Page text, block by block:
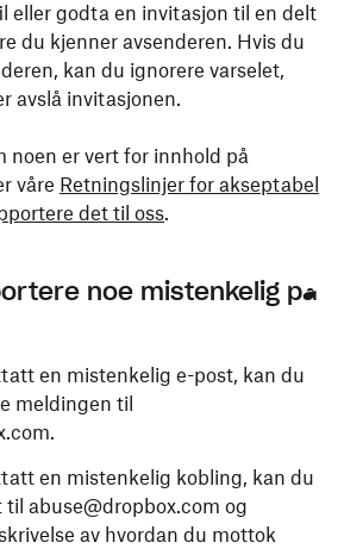
eller godta en invitasjon til en delt
du kjenner avsenderen. Hvis du
kan du ignorere varselet,
avslå invitasjonen.
noen er vert for innhold på
våre Retningslinjer for akseptabel
det til oss.
noe mistenkelig på
en mistenkelig e-post, kan du
meldingen til
en mistenkelig kobling, kan du
til abuse@dropbox.com og
av hvordan du mottok